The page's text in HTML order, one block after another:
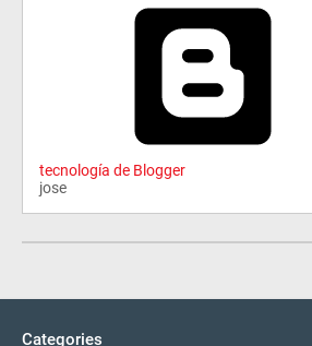
tecnología de Blogger
jose
Categories